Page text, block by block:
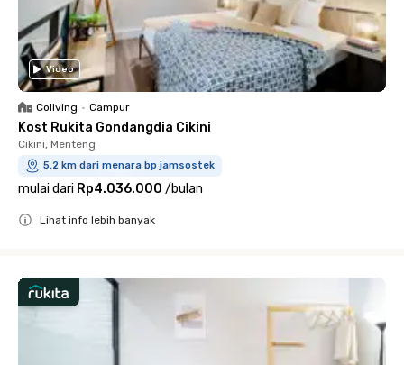
Video
Coliving • Campur
Kost Rukita Gondangdia Cikini
Cikini, Menteng
5.2 km dari menara bp jamsostek
mulai dari Rp4.036.000 /bulan
Lihat info lebih banyak